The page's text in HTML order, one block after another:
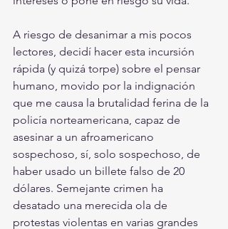
A riesgo de desanimar a mis pocos
lectores, decidí hacer esta incursión
rápida (y quizá torpe) sobre el pensar
humano, movido por la indignación
que me causa la brutalidad ferina de la
policía norteamericana, capaz de
asesinar a un afroamericano
sospechoso, sí, solo sospechoso, de
haber usado un billete falso de 20
dólares. Semejante crimen ha
desatado una merecida ola de
protestas violentas en varias grandes